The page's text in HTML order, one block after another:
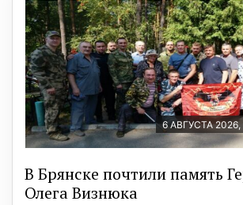
6 АВГУСТА 2026,
В Брянске почтили память
Олега Визнюка